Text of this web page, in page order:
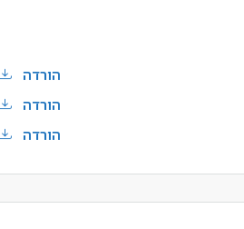
הורדה
הורדה
הורדה